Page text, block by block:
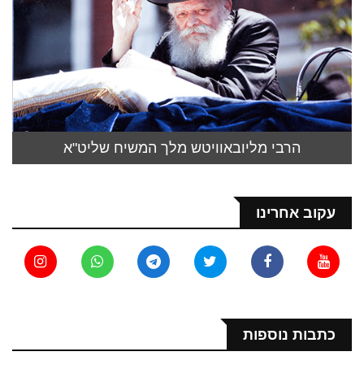
הרבי מליובאוויטש מלך המשיח שליט"א
עקוב אחרינו
כתבות נוספות